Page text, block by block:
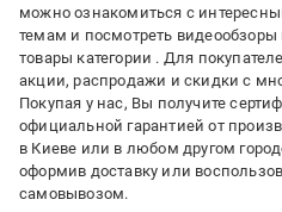
можно ознакомиться с
темам и посмотреть
товары категории . Для
акции, распродажи и скидки с
Покупая у нас, Вы получите
официальной гарантией от
в Киеве или в любом другом
оформив доставку или
самовывозом.